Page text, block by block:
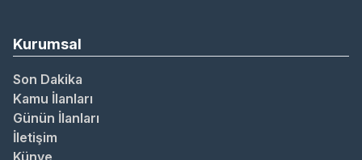
Kurumsal
Son Dakika
Kamu İlanları
Günün İlanları
İletişim
Künye